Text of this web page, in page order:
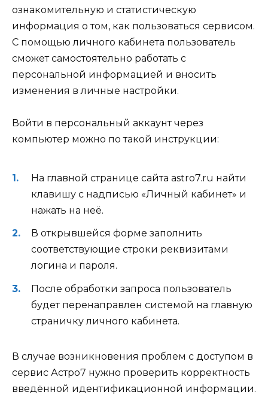
ознакомительную и статистическую
информация о том, как пользоваться сервисом.
С помощью личного кабинета пользователь
сможет самостоятельно работать с
персональной информацией и вносить
изменения в личные настройки.
Войти в персональный аккаунт через
компьютер можно по такой инструкции:
На главной странице сайта astro7.ru найти
клавишу с надписью «Личный кабинет» и
нажать на неё.
В открывшейся форме заполнить
соответствующие строки реквизитами
логина и пароля.
После обработки запроса пользователь
будет перенаправлен системой на главную
страничку личного кабинета.
В случае возникновения проблем с доступом в
сервис Астро7 нужно проверить корректность
введённой идентификационной информации.